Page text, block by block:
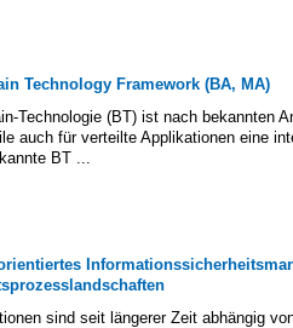
Technology Framework (BA, MA)
Technologie (BT) ist nach bekannten
auch für verteilte Applikationen eine
BT ...
sind seit längerer Zeit abhängig